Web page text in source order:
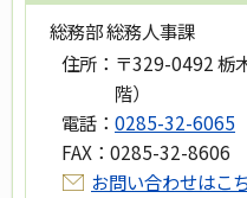
総務部 総務人事課
住所： 〒329-0492 栃
階）
電話： 0285-32-6065
FAX： 0285-32-8606
お問い合わせはこ